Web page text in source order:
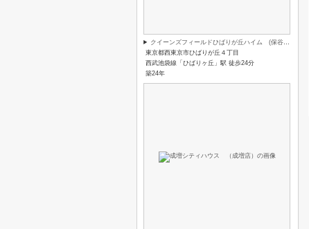
クイーンズフィールドひばりが丘ハイム (保谷店)
東京都西東京市ひばりが丘４丁目
西武池袋線「ひばりヶ丘」駅 徒歩24分
築24年